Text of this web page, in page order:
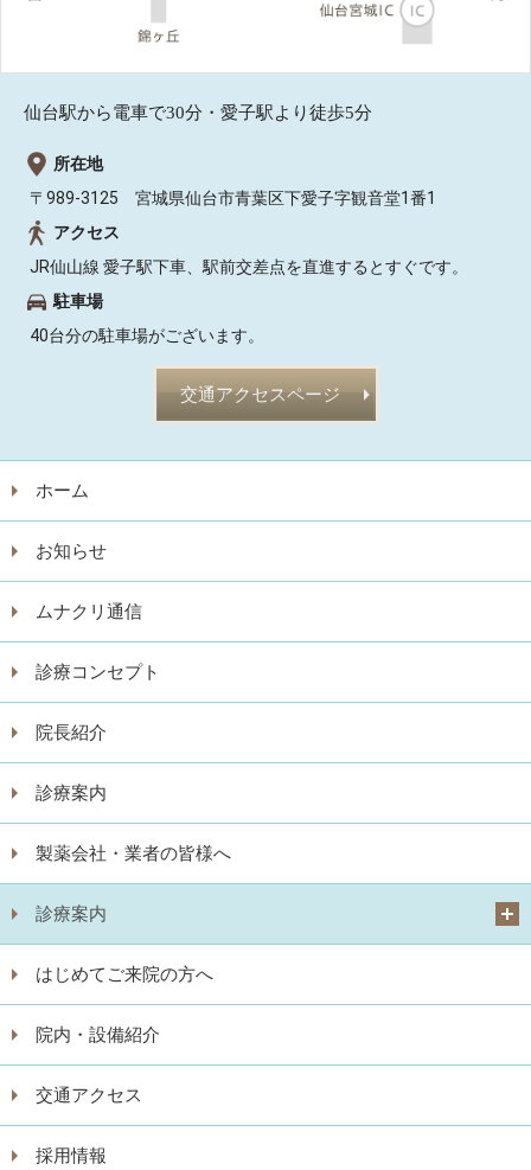
仙台駅から電車で30分・愛子駅より徒歩5分
所在地
〒989-3125 宮城県仙台市青葉区下愛子字観音堂1番1
アクセス
JR仙山線 愛子駅下車、駅前交差点を直進するとすぐです。
駐車場
40台分の駐車場がございます。
交通アクセスページ
ホーム
お知らせ
ムナクリ通信
診療コンセプト
院長紹介
診療案内
製薬会社・業者の皆様へ
診療案内
はじめてご来院の方へ
院内・設備紹介
交通アクセス
採用情報